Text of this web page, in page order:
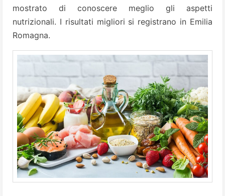
mostrato di conoscere meglio gli aspetti
nutrizionali. I risultati migliori si registrano in Emilia
Romagna.